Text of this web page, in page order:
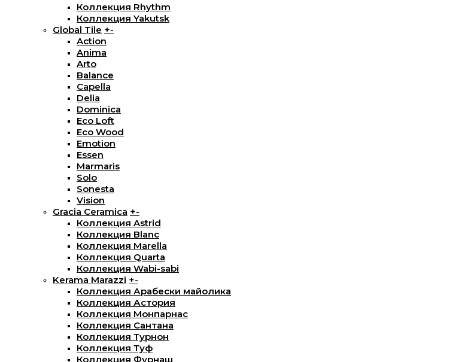
Коллекция Rhythm
Коллекция Yakutsk
Global Tile +-
Action
Anima
Arto
Balance
Capella
Delia
Dominica
Eco Loft
Eco Wood
Emotion
Essen
Marmaris
Solo
Sonesta
Vision
Gracia Ceramica +-
Коллекция Astrid
Коллекция Blanc
Коллекция Marella
Коллекция Quarta
Коллекция Wabi-sabi
Kerama Marazzi +-
Коллекция Арабески майолика
Коллекция Астория
Коллекция Монпарнас
Коллекция Сантана
Коллекция Турнон
Коллекция Туф
Коллекция Фурнаш